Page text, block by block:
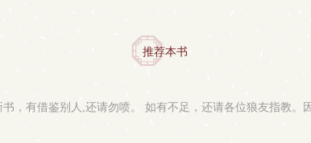
推荐本书
，有借鉴别人,还请勿喷。 如有不足，还请各位狼友指教